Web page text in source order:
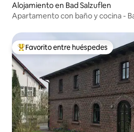
Alojamiento en Bad Salzuflen
Apartamento con baño y cocina -
Favorito entre huéspedes preferido
Favorito entre huéspedes